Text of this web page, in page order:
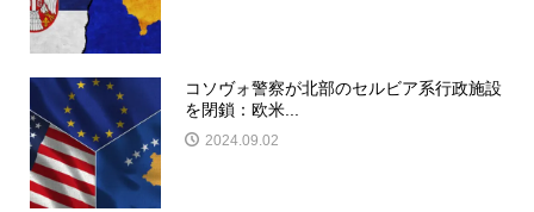
コソヴォ警察が北部のセルビア系行政施設
を閉鎖：欧米...
2024.09.02